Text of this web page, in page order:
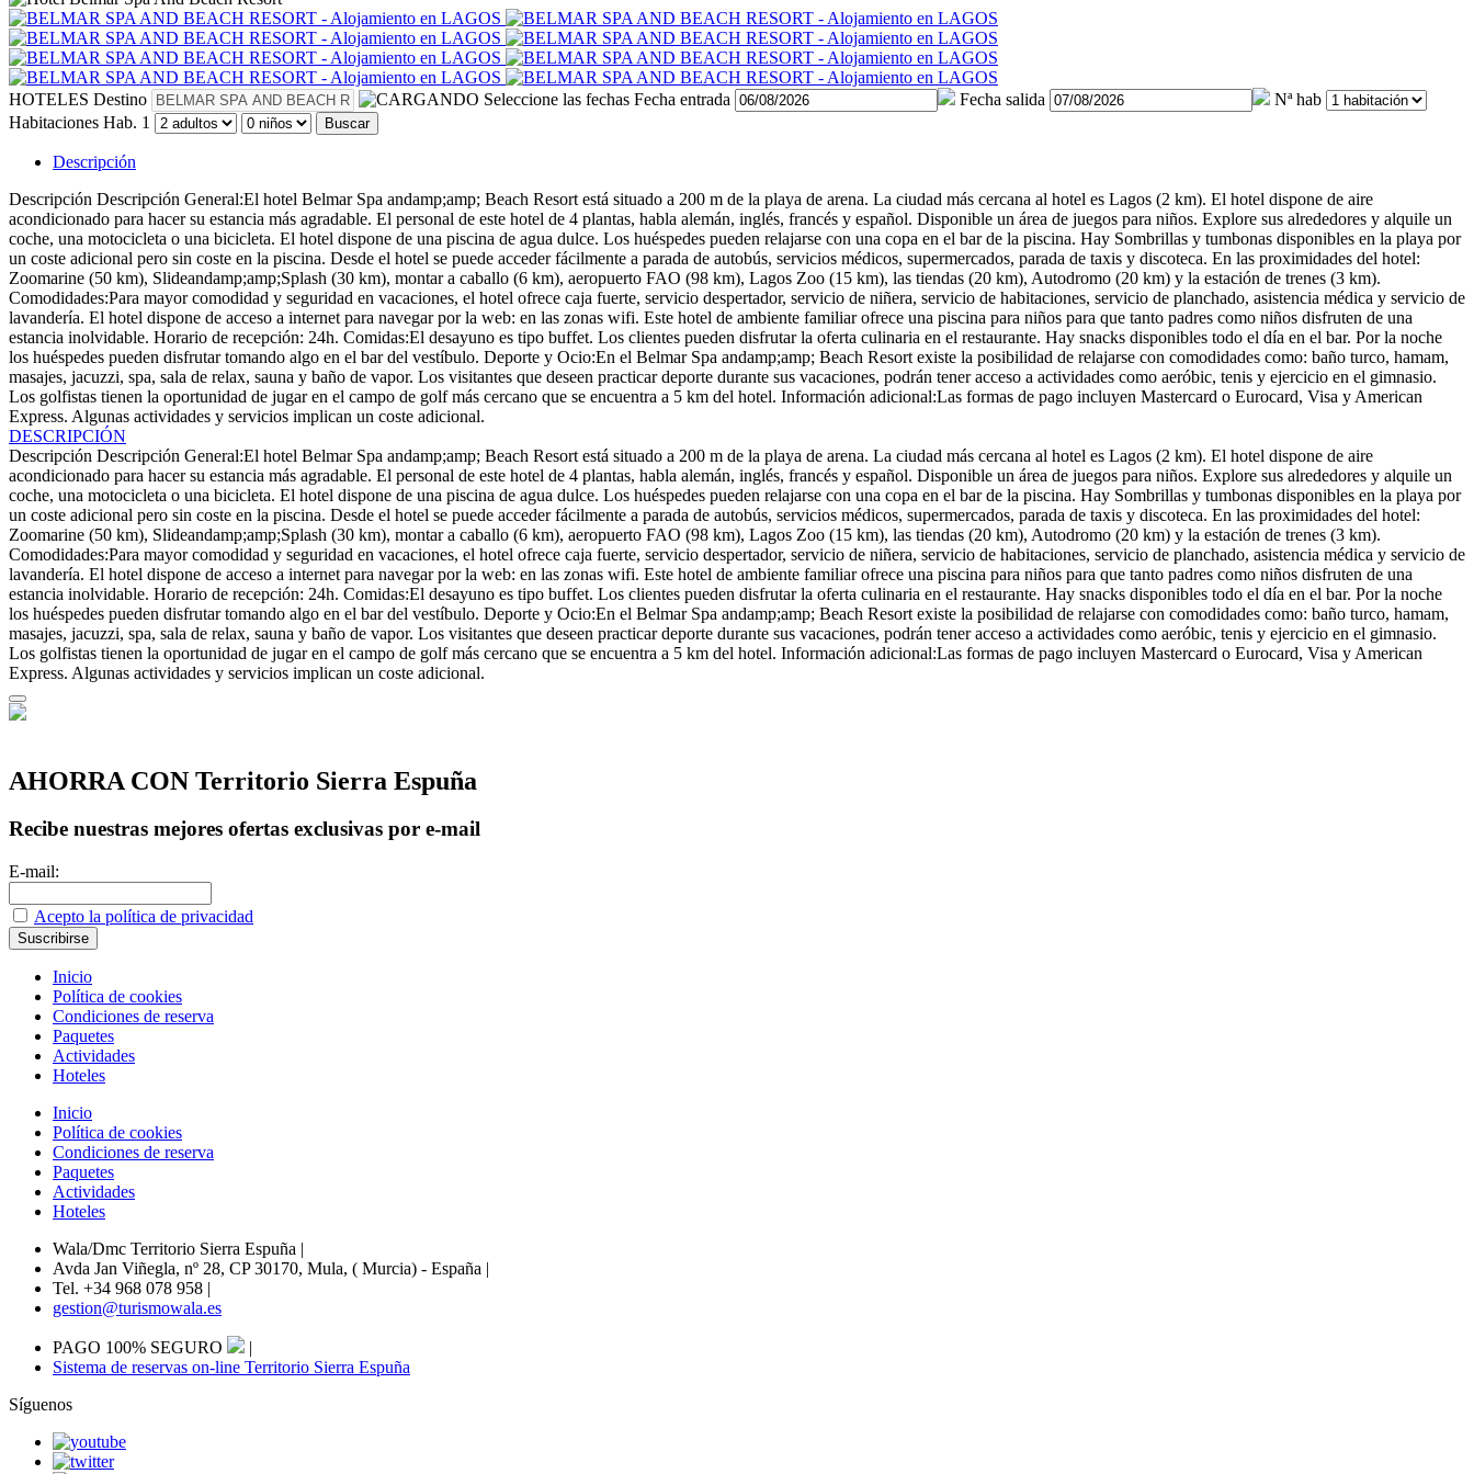
HOTELES Destino Seleccione las fechas Fecha entrada Fecha salida
Nª hab
Habitaciones Hab. 1 Buscar
Descripción
Descripción Descripción General:El hotel Belmar Spa andamp;amp; Beach Resort está situado a 200 m de la playa de arena. La ciudad más cercana al hotel es Lagos (2 km). El hotel dispone de aire
acondicionado para hacer su estancia más agradable. El personal de este hotel de 4 plantas, habla alemán, inglés, francés y español. Disponible un área de juegos para niños. Explore sus alrededores y alquile un
coche, una motocicleta o una bicicleta. El hotel dispone de una piscina de agua dulce. Los huéspedes pueden relajarse con una copa en el bar de la piscina. Hay Sombrillas y tumbonas disponibles en la playa por
un coste adicional pero sin coste en la piscina. Desde el hotel se puede acceder fácilmente a parada de autobús, servicios médicos, supermercados, parada de taxis y discoteca. En las proximidades del hotel:
Zoomarine (50 km), Slideandamp;amp;Splash (30 km), montar a caballo (6 km), aeropuerto FAO (98 km), Lagos Zoo (15 km), las tiendas (20 km), Autodromo (20 km) y la estación de trenes (3 km).
Comodidades:Para mayor comodidad y seguridad en vacaciones, el hotel ofrece caja fuerte, servicio despertador, servicio de niñera, servicio de habitaciones, servicio de planchado, asistencia médica y servicio de
lavandería. El hotel dispone de acceso a internet para navegar por la web: en las zonas wifi. Este hotel de ambiente familiar ofrece una piscina para niños para que tanto padres como niños disfruten de una
estancia inolvidable. Horario de recepción: 24h. Comidas:El desayuno es tipo buffet. Los clientes pueden disfrutar la oferta culinaria en el restaurante. Hay snacks disponibles todo el día en el bar. Por la noche
los huéspedes pueden disfrutar tomando algo en el bar del vestíbulo. Deporte y Ocio:En el Belmar Spa andamp;amp; Beach Resort existe la posibilidad de relajarse con comodidades como: baño turco, hamam,
masajes, jacuzzi, spa, sala de relax, sauna y baño de vapor. Los visitantes que deseen practicar deporte durante sus vacaciones, podrán tener acceso a actividades como aeróbic, tenis y ejercicio en el gimnasio.
Los golfistas tienen la oportunidad de jugar en el campo de golf más cercano que se encuentra a 5 km del hotel. Información adicional:Las formas de pago incluyen Mastercard o Eurocard, Visa y American
Express. Algunas actividades y servicios implican un coste adicional.
DESCRIPCIÓN
Descripción Descripción General:El hotel Belmar Spa andamp;amp; Beach Resort está situado a 200 m de la playa de arena. La ciudad más cercana al hotel es Lagos (2 km). El hotel dispone de aire
acondicionado para hacer su estancia más agradable. El personal de este hotel de 4 plantas, habla alemán, inglés, francés y español. Disponible un área de juegos para niños. Explore sus alrededores y alquile un
coche, una motocicleta o una bicicleta. El hotel dispone de una piscina de agua dulce. Los huéspedes pueden relajarse con una copa en el bar de la piscina. Hay Sombrillas y tumbonas disponibles en la playa por
un coste adicional pero sin coste en la piscina. Desde el hotel se puede acceder fácilmente a parada de autobús, servicios médicos, supermercados, parada de taxis y discoteca. En las proximidades del hotel:
Zoomarine (50 km), Slideandamp;amp;Splash (30 km), montar a caballo (6 km), aeropuerto FAO (98 km), Lagos Zoo (15 km), las tiendas (20 km), Autodromo (20 km) y la estación de trenes (3 km).
Comodidades:Para mayor comodidad y seguridad en vacaciones, el hotel ofrece caja fuerte, servicio despertador, servicio de niñera, servicio de habitaciones, servicio de planchado, asistencia médica y servicio de
lavandería. El hotel dispone de acceso a internet para navegar por la web: en las zonas wifi. Este hotel de ambiente familiar ofrece una piscina para niños para que tanto padres como niños disfruten de una
estancia inolvidable. Horario de recepción: 24h. Comidas:El desayuno es tipo buffet. Los clientes pueden disfrutar la oferta culinaria en el restaurante. Hay snacks disponibles todo el día en el bar. Por la noche
los huéspedes pueden disfrutar tomando algo en el bar del vestíbulo. Deporte y Ocio:En el Belmar Spa andamp;amp; Beach Resort existe la posibilidad de relajarse con comodidades como: baño turco, hamam,
masajes, jacuzzi, spa, sala de relax, sauna y baño de vapor. Los visitantes que deseen practicar deporte durante sus vacaciones, podrán tener acceso a actividades como aeróbic, tenis y ejercicio en el gimnasio.
Los golfistas tienen la oportunidad de jugar en el campo de golf más cercano que se encuentra a 5 km del hotel. Información adicional:Las formas de pago incluyen Mastercard o Eurocard, Visa y American
Express. Algunas actividades y servicios implican un coste adicional.
AHORRA CON Territorio Sierra Espuña
Recibe nuestras mejores ofertas exclusivas por e-mail
E-mail:
Acepto la política de privacidad
Inicio
Política de cookies
Condiciones de reserva
Paquetes
Actividades
Hoteles
Inicio
Política de cookies
Condiciones de reserva
Paquetes
Actividades
Hoteles
Wala/Dmc Territorio Sierra Espuña |
Avda Jan Viñegla, nº 28, CP 30170, Mula, ( Murcia) - España |
Tel. +34 968 078 958 |
gestion@turismowala.es
PAGO 100% SEGURO
|
Sistema de reservas on-line Territorio Sierra Espuña
Síguenos